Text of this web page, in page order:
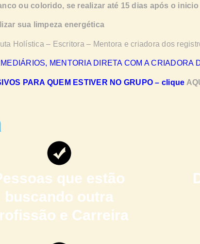
ou colorido, se realizar até 15 dias após o inicio
sua limpeza energética
Holística – Escritora – Mentora e criadora dos
MENTORIA DIRETA COM A CRIADORA
PARA QUEM ESTIVER NO GRUPO – clique
que estão
buscando outra
e Carreira